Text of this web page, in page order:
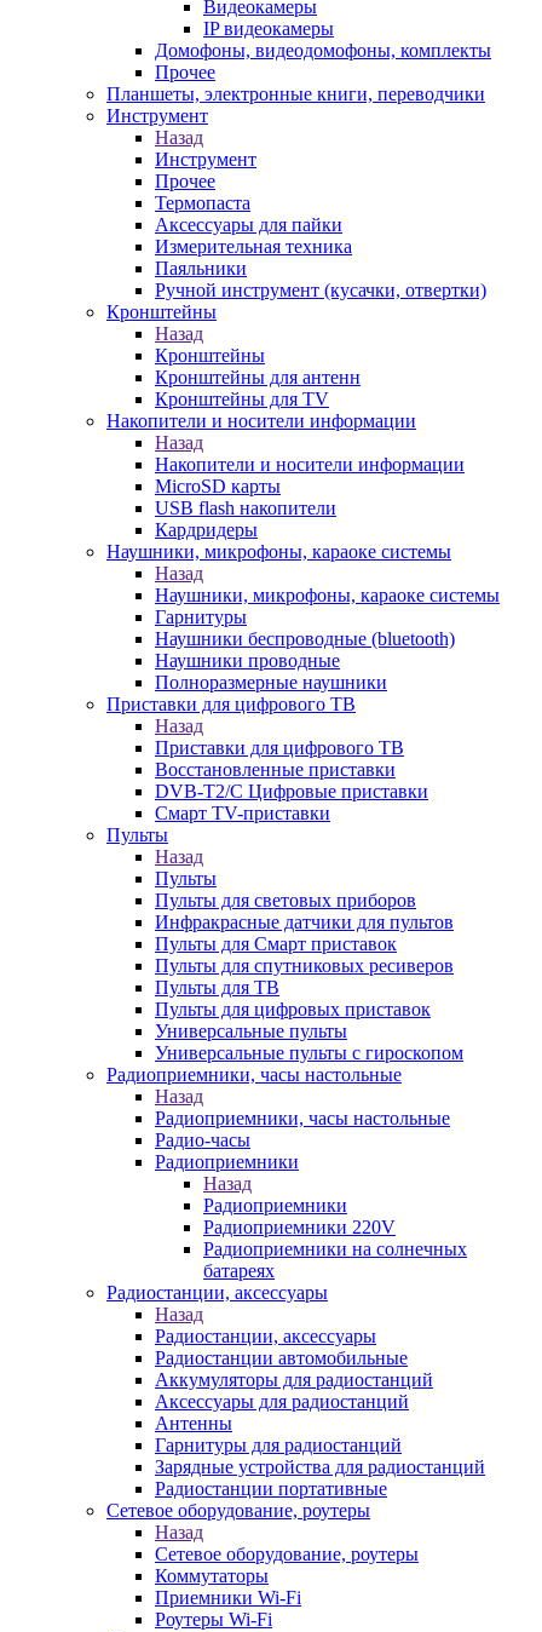
Видеокамеры
IP видеокамеры
Домофоны, видеодомофоны, комплекты
Прочее
Планшеты, электронные книги, переводчики
Инструмент
Назад
Инструмент
Прочее
Термопаста
Аксессуары для пайки
Измерительная техника
Паяльники
Ручной инструмент (кусачки, отвертки)
Кронштейны
Назад
Кронштейны
Кронштейны для антенн
Кронштейны для TV
Накопители и носители информации
Назад
Накопители и носители информации
MicroSD карты
USB flash накопители
Кардридеры
Наушники, микрофоны, караоке системы
Назад
Наушники, микрофоны, караоке системы
Гарнитуры
Наушники беспроводные (bluetooth)
Наушники проводные
Полноразмерные наушники
Приставки для цифрового ТВ
Назад
Приставки для цифрового ТВ
Восстановленные приставки
DVB-T2/C Цифровые приставки
Смарт ТV-приставки
Пульты
Назад
Пульты
Пульты для световых приборов
Инфракрасные датчики для пультов
Пульты для Смарт приставок
Пульты для спутниковых ресиверов
Пульты для ТВ
Пульты для цифровых приставок
Универсальные пульты
Универсальные пульты с гироскопом
Радиоприемники, часы настольные
Назад
Радиоприемники, часы настольные
Радио-часы
Радиоприемники
Назад
Радиоприемники
Радиоприемники 220V
Радиоприемники на солнечных
батареях
Радиостанции, аксессуары
Назад
Радиостанции, аксессуары
Радиостанции автомобильные
Аккумуляторы для радиостанций
Аксессуары для радиостанций
Антенны
Гарнитуры для радиостанций
Зарядные устройства для радиостанций
Радиостанции портативные
Сетевое оборудование, роутеры
Назад
Сетевое оборудование, роутеры
Коммутаторы
Приемники Wi-Fi
Роутеры Wi-Fi